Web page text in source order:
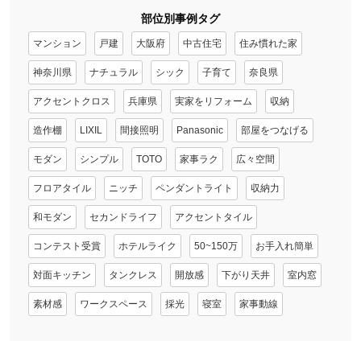
部位別事例タグ
マンション 戸建 大阪府 中古住宅 住み慣れた家
神奈川県 ナチュラル シック 子育て 奈良県
アクセントクロス 兵庫県 実家をリフォーム 収納
造作棚 LIXIL 間接照明 Panasonic 部屋をつなげる
モダン シンプル TOTO 家事ラク 広々空間
フロアタイル ニッチ ペンダントライト 収納力
和モダン セカンドライフ アクセントタイル
コンテスト受賞 ホテルライク 50~150万 お手入れ簡単
対面キッチン タンクレス 開放感 下がり天井 室内窓
素材感 ワークスペース 採光 寝室 家事動線